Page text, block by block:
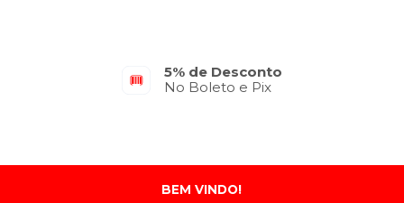
Parcelamento em até 10x
No Cartão de Crédito
BEM VINDO!